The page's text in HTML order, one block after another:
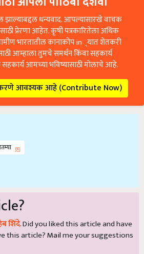
झाल्याबद्दल धन्यवाद. आपल्यासारखे वाचक
प्रेरणा आहेत. कृषी पत्रकारितेला अधिक
भारतातील कानाकोप in्यात शेतकरी
आम्हाला तुमचे समर्थन किंवा सहकार्य
आमच्या भविष्यासाठी मोलाचे आहे.
आवश्यक आहे (Contribute Now)
शिंदे. Did you liked this article and have
this article?Mailme your suggestions